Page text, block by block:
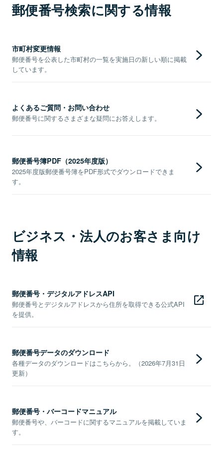
郵便番号検索に関する情報
市町村変更情報
郵便番号を公表した市町村の一覧を実施日の新しい順に掲載
しています。
よくあるご質問・お問い合わせ
郵便番号に関するさまざまな疑問にお答えします。
郵便番号簿PDF（2025年度版）
2025年度版郵便番号簿をPDF形式でダウンロードできま
す。
ビジネス・法人のお客さま向け
情報
郵便番号・デジタルアドレスAPI
郵便番号とデジタルアドレスから住所を取得できる公式API
を提供。
郵便番号データのダウンロード
各種データのダウンロードはこちらから。（2026年7月31日
更新）
郵便番号・バーコードマニュアル
郵便番号や、バーコードに関するマニュアルを掲載していま
す。